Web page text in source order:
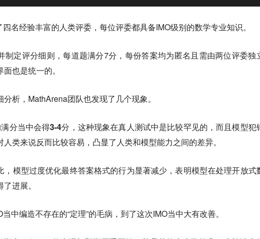
名经验丰富的人类评委，每位评委都具备IMO级别的数学专业知识。
制定评分细则，每道题满分7分， 每份答案均为匿名且需由两位评委独
也是统一的。
析，MathArena团队也发现了几个现象。
分当中会得3-4分，这种现象在真人测试中是比较罕见的 ，而且模型犯
类来说反而比较容易，凸显了人类和模型能力之间的差异。
，模型过度优化最终答案格式的行为显著减少 ，表明模型在处理开放式
进展。
中编造不存在的“定理”的毛病，到了这次IMO当中大有改善。